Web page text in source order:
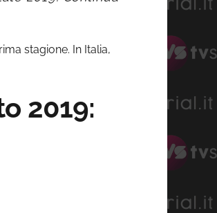
stagione. In Italia,
2019: